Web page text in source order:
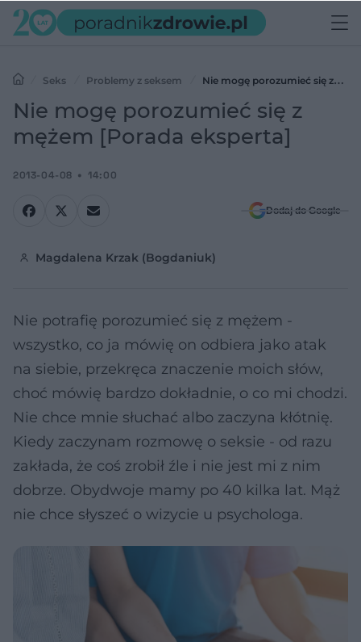
Seks Problemy z seksem
Nie mogę porozumieć się z
mężem [Porada eksperta]
Nie mogę porozumieć się z
mężem [Porada eksperta]
2013-04-08 14:00
Dodaj do Google
Magdalena Krzak (Bogdaniuk)
Nie potrafię porozumieć się z mężem -
wszystko, co ja mówię on odbiera jako atak
na siebie, przekręca znaczenie moich słów,
choć mówię bardzo dokładnie, o co mi chodzi.
Nie chce mnie słuchać albo zaczyna kłótnię.
Kiedy zaczynam rozmowę o seksie - od razu
zakłada, że coś zrobił źle i nie jest mi z nim
dobrze. Obydwoje mamy po 40 kilka lat. Mąż
nie chce słyszeć o wizycie u psychologa.